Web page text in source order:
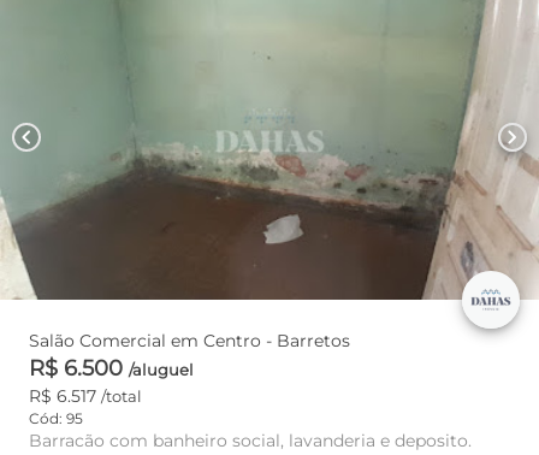
chevron_left chevron_right
Salão Comercial em Centro - Barretos
R$ 6.500 /aluguel
R$ 6.517 /total
Cód: 95
Barracão com banheiro social, lavanderia e deposito.